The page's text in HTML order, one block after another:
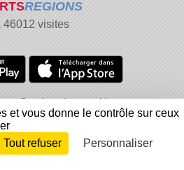
REGIONS
46012 visites
Gestion des cookies
Signaler un contenu inapproprié
Connexion
et vous donne le contrôle sur ceux
Tout refuser Personnaliser